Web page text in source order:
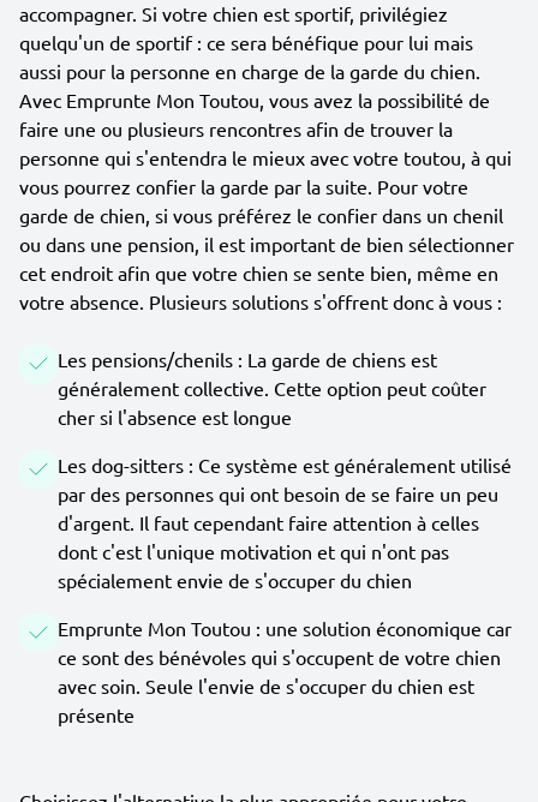
accompagner. Si votre chien est sportif, privilégiez
quelqu'un de sportif : ce sera bénéfique pour lui mais
aussi pour la personne en charge de la garde du chien.
Avec Emprunte Mon Toutou, vous avez la possibilité de
faire une ou plusieurs rencontres afin de trouver la
personne qui s'entendra le mieux avec votre toutou, à qui
vous pourrez confier la garde par la suite. Pour votre
garde de chien, si vous préférez le confier dans un chenil
ou dans une pension, il est important de bien sélectionner
cet endroit afin que votre chien se sente bien, même en
votre absence. Plusieurs solutions s'offrent donc à vous :
Les pensions/chenils : La garde de chiens est
généralement collective. Cette option peut coûter
cher si l'absence est longue
Les dog-sitters : Ce système est généralement utilisé
par des personnes qui ont besoin de se faire un peu
d'argent. Il faut cependant faire attention à celles
dont c'est l'unique motivation et qui n'ont pas
spécialement envie de s'occuper du chien
Emprunte Mon Toutou : une solution économique car
ce sont des bénévoles qui s'occupent de votre chien
avec soin. Seule l'envie de s'occuper du chien est
présente